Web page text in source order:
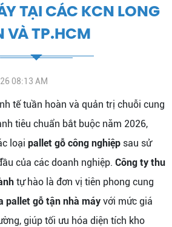
TẠI CÁC KCN LONG
VÀ TP.HCM
08:13 AM
tế tuần hoàn và quản trị chuỗi cung
tiêu chuẩn bắt buộc năm 2026,
loại pallet gỗ công nghiệp sau sử
của các doanh nghiệp. Công ty thu
tự hào là đơn vị tiên phong cung
pallet gỗ tận nhà máy với mức giá
giúp tối ưu hóa diện tích kho